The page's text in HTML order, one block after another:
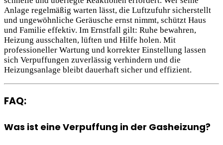
Anlage regelmäßig warten lässt, die Luftzufuhr sicherstellt
und ungewöhnliche Geräusche ernst nimmt, schützt Haus
und Familie effektiv. Im Ernstfall gilt: Ruhe bewahren,
Heizung ausschalten, lüften und Hilfe holen. Mit
professioneller Wartung und korrekter Einstellung lassen
sich Verpuffungen zuverlässig verhindern und die
Heizungsanlage bleibt dauerhaft sicher und effizient.
FAQ:
Was ist eine Verpuffung in der Gasheizung?